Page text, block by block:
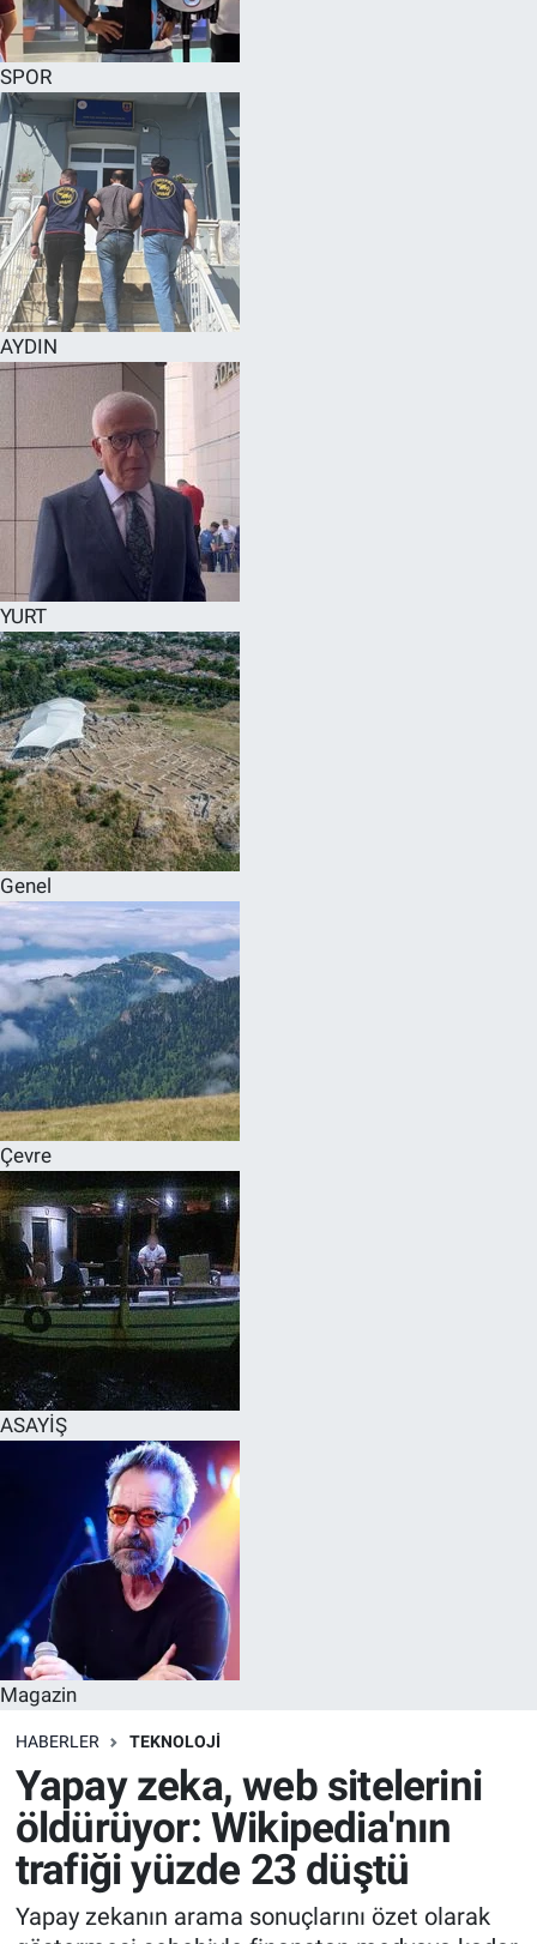
SPOR
AYDIN
YURT
Genel
Çevre
ASAYİŞ
Magazin
HABERLER TEKNOLOJİ
Yapay zeka, web sitelerini
öldürüyor: Wikipedia'nın
trafiği yüzde 23 düştü
Yapay zekanın arama sonuçlarını özet olarak